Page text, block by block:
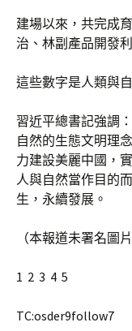
建場以來，共完成
治、林副產品開發
這些數字是人類與
習近平總書記強調
自然的生態文明理
力建設美麗中國，
人與自然當作目的
生，永續發展。
（本報道未署名圖
1 2 3 4 5
TC:osder9follow7